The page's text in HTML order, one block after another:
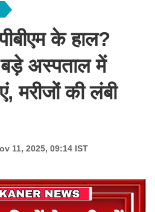
के हाल?
अस्पताल में
मरीजों की लंबी
11, 2025, 09:14 IST